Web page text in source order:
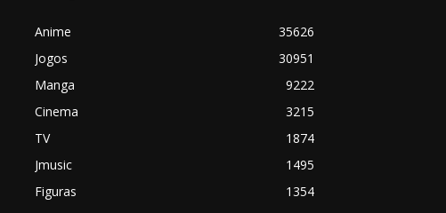
Anime
35626
Jogos
30951
Manga
9222
Cinema
3215
TV
1874
Jmusic
1495
Figuras
1354